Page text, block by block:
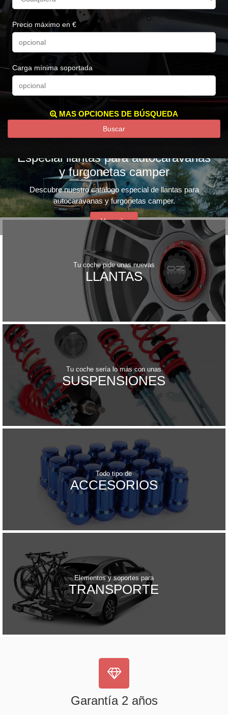
Precio máximo en €
Carga mínima soportada
MAS OPCIONES DE BÚSQUEDA
Buscar
Especial llantas para autocaravanas
y furgonetas camper
Descubre nuestro catálogo especial de llantas para
autocaravanas y furgonetas camper.
Ver más
Tu coche pide unas nuevas
LLANTAS
Tu coche sería lo más con unas
SUSPENSIONES
Todo tipo de
ACCESORIOS
Elementos y soportes para
TRANSPORTE
Garantía 2 años